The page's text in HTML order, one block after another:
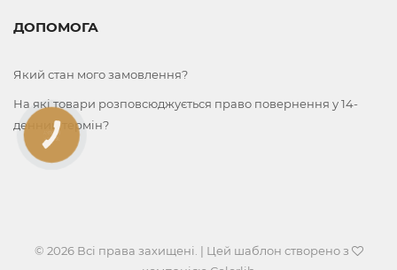
ДОПОМОГА
Який стан мого замовлення?
На які товари розповсюджується право повернення у 14-
денний термін?
© 2026 Всі права захищені. | Цей шаблон створено з
КНОПКА
ЗВ'ЯЗКУ